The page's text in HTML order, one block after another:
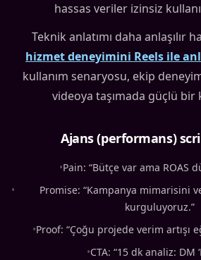
hassas veriler izinsiz
Teknik anlatımı daha anlaşılır
hizmet deneyimini Reels ile
kullanım senaryosu, ekip
videoya taşımada güçlü bir
Ajans (performans)
•Pain: “Bütçe var ama ROAS
•
Promise: “Kampanya mimarisini
kurguluyoruz.”
•Proof: “Çoğu projede verim artışı
•CTA: “15 dk analiz: DM